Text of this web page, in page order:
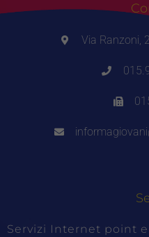
Via Ranzoni,
Servizi Internet point